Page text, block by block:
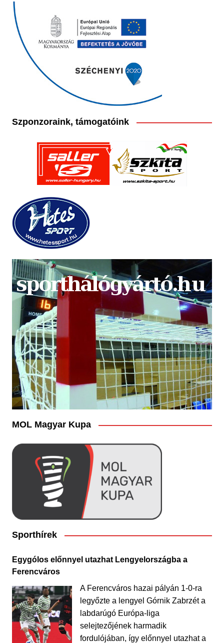
Szponzoraink, támogatóink
MOL Magyar Kupa
Sporthírek
Egygólos előnnyel utazhat Lengyelországba a
Ferencváros
A Ferencváros hazai pályán 1-0-ra
legyőzte a lengyel Górnik Zabrzét a
labdarúgó Európa-liga
selejtezőjének harmadik
fordulójában, így előnnyel utazhat a